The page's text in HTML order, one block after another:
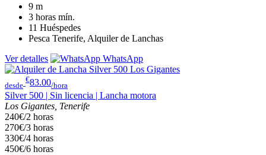
9 m
3 horas mín.
11 Huéspedes
Pesca Tenerife, Alquiler de Lanchas
Ver detalles
WhatsApp
desde
€83.00/hora
Silver 500 | Sin licencia | Lancha motora
Los Gigantes, Tenerife
240€/2 horas
270€/3 horas
330€/4 horas
450€/6 horas